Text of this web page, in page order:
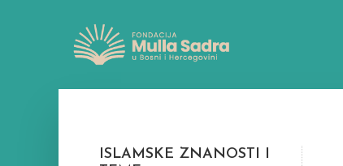
ISLAMSKE ZNANOSTI I